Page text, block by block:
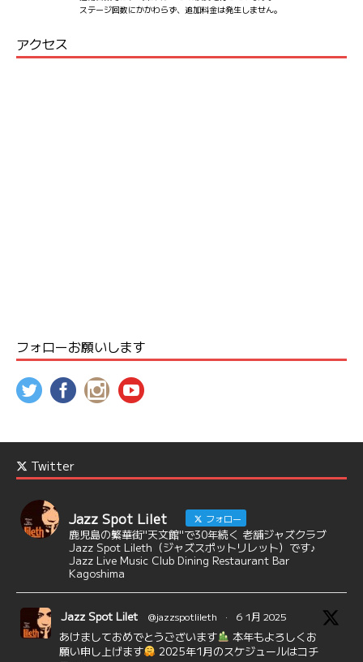
ステージ回数にかかわらず、追加料金は発生しません。
アクセス
フォローお願いします
Twitter
Jazz Spot Lilet フォロー
鹿児島の繁華街"天文館"で30年続く 老舗ジャズクラブ
Jazz Spot Lileth（ジャズスポットリレット）です♪
Jazz Live Music Club Dining Restaurant Bar
Kagoshima
Jazz Spot Lilet @jazzspotlileth · 6 1月 2025
あけましておめでとうございます
本年もよろしくお
願い申し上げます
2025年1月のスケジュールはコチ